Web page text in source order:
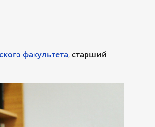
факультета, старший